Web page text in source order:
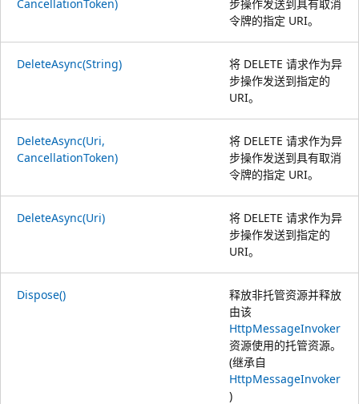
CancellationToken)
步操作发送到具有取消
令牌的指定 URI。
DeleteAsync(String)
将 DELETE 请求作为异
步操作发送到指定的
URI。
DeleteAsync(Uri,
CancellationToken)
将 DELETE 请求作为异
步操作发送到具有取消
令牌的指定 URI。
DeleteAsync(Uri)
将 DELETE 请求作为异
步操作发送到指定的
URI。
Dispose()
释放非托管资源并释放
由该
HttpMessageInvoker
资源使用的托管资源。
(继承自
HttpMessageInvoker
)